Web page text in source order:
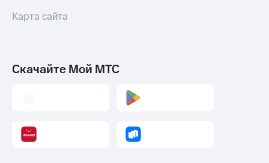
Карта сайта
Скачайте Мой МТС